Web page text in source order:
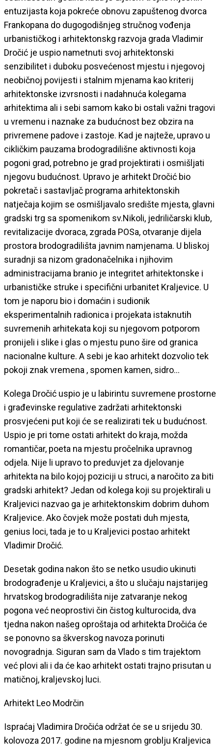
entuzijasta koja pokreće obnovu zapuštenog dvorca
Frankopana do dugogodišnjeg stručnog vođenja
urbanističkog i arhitektonskg razvoja grada Vladimir
Dročić je uspio nametnuti svoj arhitektonski
senzibilitet i duboku posvećenost mjestu i njegovoj
neobičnoj povijesti i stalnim mjenama kao kriterij
arhitektonske izvrsnosti i nadahnuća kolegama
arhitektima ali i sebi samom kako bi ostali važni tragovi
u vremenu i naznake za budućnost bez obzira na
privremene padove i zastoje. Kad je najteže, upravo u
cikličkim pauzama brodogradilišne aktivnosti koja
pogoni grad, potrebno je grad projektirati i osmišljati
njegovu budućnost. Upravo je arhitekt Dročić bio
pokretač i sastavljač programa arhitektonskih
natječaja kojim se osmišljavalo središte mjesta, glavni
gradski trg sa spomenikom sv.Nikoli, jedriličarski klub,
revitalizacije dvoraca, zgrada POSa, otvaranje dijela
prostora brodogradilišta javnim namjenama. U bliskoj
suradnji sa nizom gradonačelnika i njihovim
administracijama branio je integritet arhitektonske i
urbanističke struke i specifični urbanitet Kraljevice. U
tom je naporu bio i domaćin i sudionik
eksperimentalnih radionica i projekata istaknutih
suvremenih arhitekata koji su njegovom potporom
pronijeli i slike i glas o mjestu puno šire od granica
nacionalne kulture. A sebi je kao arhitekt dozvolio tek
pokoji znak vremena , spomen kamen, sidro…
Kolega Dročić uspio je u labirintu suvremene prostorne
i građevinske regulative zadržati arhitektonski
prosvjećeni put koji će se realizirati tek u budućnost.
Uspio je pri tome ostati arhitekt do kraja, možda
romantičar, poeta na mjestu pročelnika upravnog
odjela. Nije li upravo to preduvjet za djelovanje
arhitekta na bilo kojoj poziciji u struci, a naročito za biti
gradski arhitekt? Jedan od kolega koji su projektirali u
Kraljevici nazvao ga je arhitektonskim dobrim duhom
Kraljevice. Ako čovjek može postati duh mjesta,
genius loci, tada je to u Kraljevici postao arhitekt
Vladimir Dročić.
Desetak godina nakon što se netko usudio ukinuti
brodograđenje u Kraljevici, a što u slučaju najstarijeg
hrvatskog brodogradilišta nije zatvaranje nekog
pogona već neoprostivi čin čistog kulturocida, dva
tjedna nakon našeg oproštaja od arhitekta Dročića će
se ponovno sa škverskog navoza porinuti
novogradnja. Siguran sam da Vlado s tim trajektom
već plovi ali i da će kao arhitekt ostati trajno prisutan u
matičnoj, kraljevskoj luci.
Arhitekt Leo Modrčin
Ispraćaj Vladimira Dročića održat će se u srijedu 30.
kolovoza 2017. godine na mjesnom groblju Kraljevica